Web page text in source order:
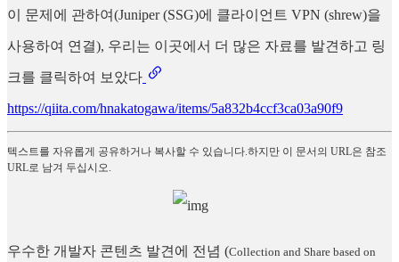
이 문제에 관하여(Juniper (SSG)에 클라이언트 VPN (shrew)을
사용하여 연결), 우리는 이곳에서 더 많은 자료를 발견하고 링
크를 클릭하여 보았다
https://qiita.com/hnakatogawa/items/5a832b4ccf3ca03a90f9
텍스트를 자유롭게 공유하거나 복사할 수 있습니다.하지만 이 문서의 URL은 참조
URL로 남겨 두십시오.
우수한 개발자 콘텐츠 발견에 전념 (Collection and Share based on